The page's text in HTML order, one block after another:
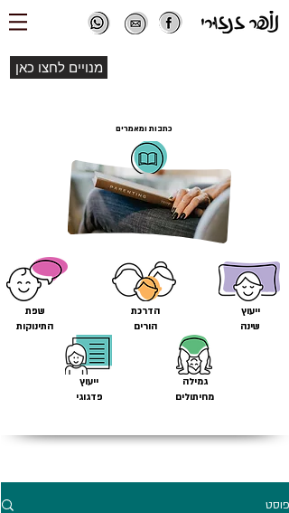
מנויים לחצו כאן
כתבות ומאמרים
שפת
התינוקות
ייעוץ
פדגוגי
הדרכת
הורים
גמילה
מחיתולים
ייעוץ
שינה
פוסט